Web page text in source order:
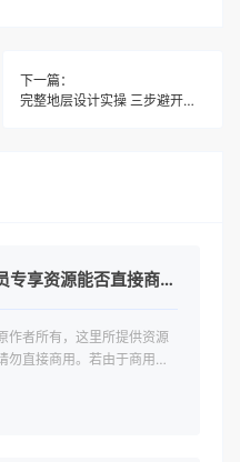
下一篇：
完整地层设计实操 三步避开对比错位大坑
免费下载或者VIP会员专享资源能否直接商用？
作者所有，这里所提供资源
勿直接商用。若由于商用引